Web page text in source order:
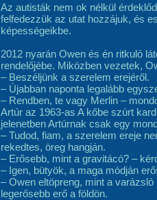
Az autisták nem ok nélkül
felfedezzük az utat hozzájuk, és
képességeikbe.
2012 nyarán Owen és én ritkuló
rendelőjébe. Miközben vezetek,
– Beszéljünk a szerelem erejéről.
– Újabban naponta legalább
– Rendben, te vagy Merlin –
Artúr az 1963-as A kőbe szúrt
jelenetben Artúrnak csak egy
– Tudod, fiam, a szerelem ereje
rekedtes, öreg hangján.
– Erősebb, mint a gravitácó? –
– Igen, bütyök, a maga módján
– Owen eltöpreng, mint a
legerősebb erő a földön.